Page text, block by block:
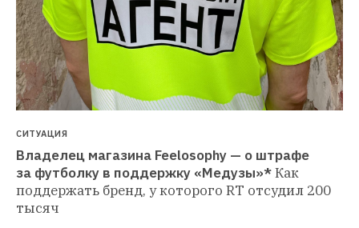
СИТУАЦИЯ
Владелец магазина Feelosophy — о штрафе
за футболку в поддержку «Медузы»*Как
поддержать бренд, у которого RT отсудил 200
тысяч